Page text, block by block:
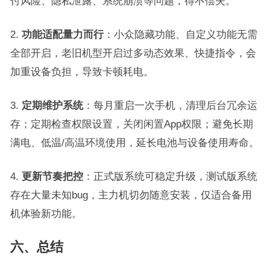
2. 功能适配量力而行：小众隐藏功能、自定义功能无需
全部开启，老旧机型开启过多动态效果、快捷指令，会
加重设备负担，导致卡顿耗电。
3. 定期维护系统：每月重启一次手机，清理后台冗余运
存；定期检查权限设置，关闭闲置App权限；避免长期
满电、低温/高温环境使用，延长电池与设备使用寿命。
4. 更新节奏把控：正式版系统可稳定升级，测试版系统
存在大量未知bug，主力机切勿随意安装，仅适合备用
机体验新功能。
六、总结